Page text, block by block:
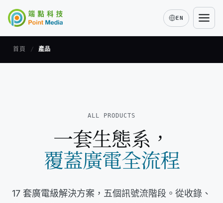
EN
Smart Ingest
語音轉文字 Speech-to-Text
02媒資整備· Assets & Prep
首頁 / 產品
ALL PRODUCTS
一套生態系，
覆蓋廣電全流程
17 套廣電級解決方案，五個訊號流階段。從收錄、